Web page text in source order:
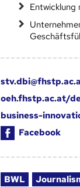
oeh.fhstp.ac.at/
business-
Facebook
BWL